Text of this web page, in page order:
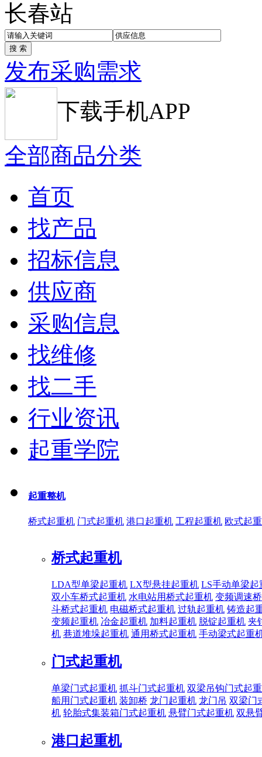
长春站
发布采购需求
下载手机APP
全部商品分类
首页
找产品
招标信息
供应商
采购信息
找维修
找二手
行业资讯
起重学院
起重整机
桥式起重机 门式起重机 港口起重机 工程起重机 欧式起
桥式起重机
LDA型单梁起重机 LX型悬挂起重机 LS手动单梁起
双小车桥式起重机 水电站用桥式起重机 变频调速
斗桥式起重机 电磁桥式起重机 过轨起重机 铸造起
变频起重机 冶金起重机 加料起重机 脱锭起重机 夹
机 巷道堆垛起重机 通用桥式起重机 手动梁式起重
门式起重机
单梁门式起重机 抓斗门式起重机 双梁吊钩门式起
船用门式起重机 装卸桥 龙门起重机 龙门吊 双梁门
机 轮胎式集装箱门式起重机 悬臂门式起重机 双悬
港口起重机